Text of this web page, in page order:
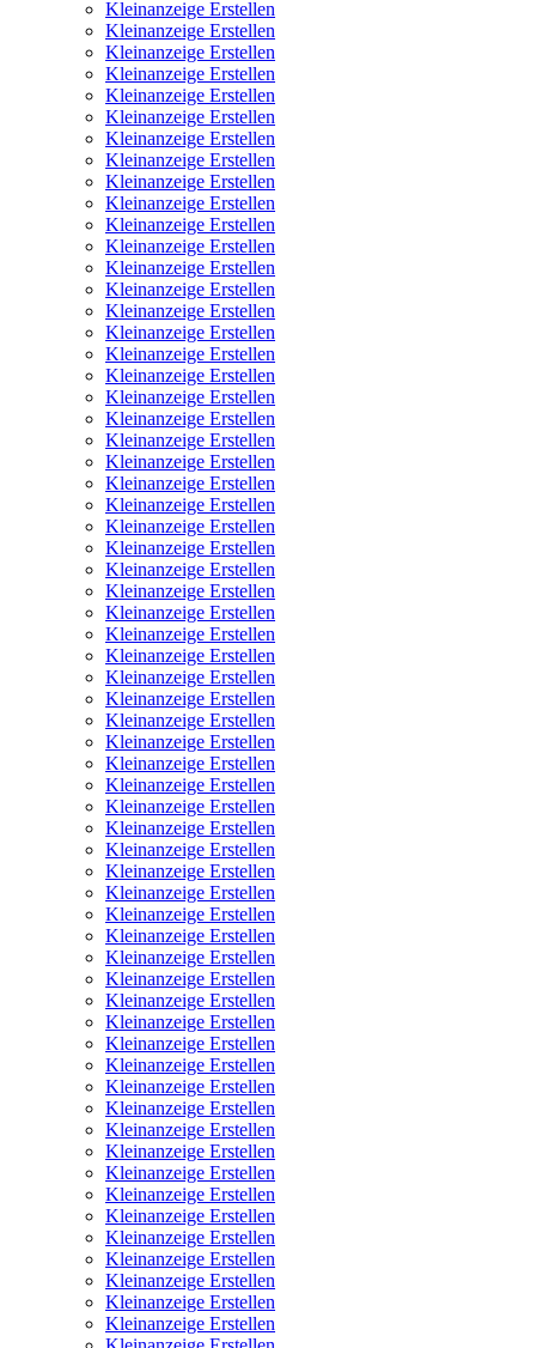
Kleinanzeige Erstellen
Kleinanzeige Erstellen
Kleinanzeige Erstellen
Kleinanzeige Erstellen
Kleinanzeige Erstellen
Kleinanzeige Erstellen
Kleinanzeige Erstellen
Kleinanzeige Erstellen
Kleinanzeige Erstellen
Kleinanzeige Erstellen
Kleinanzeige Erstellen
Kleinanzeige Erstellen
Kleinanzeige Erstellen
Kleinanzeige Erstellen
Kleinanzeige Erstellen
Kleinanzeige Erstellen
Kleinanzeige Erstellen
Kleinanzeige Erstellen
Kleinanzeige Erstellen
Kleinanzeige Erstellen
Kleinanzeige Erstellen
Kleinanzeige Erstellen
Kleinanzeige Erstellen
Kleinanzeige Erstellen
Kleinanzeige Erstellen
Kleinanzeige Erstellen
Kleinanzeige Erstellen
Kleinanzeige Erstellen
Kleinanzeige Erstellen
Kleinanzeige Erstellen
Kleinanzeige Erstellen
Kleinanzeige Erstellen
Kleinanzeige Erstellen
Kleinanzeige Erstellen
Kleinanzeige Erstellen
Kleinanzeige Erstellen
Kleinanzeige Erstellen
Kleinanzeige Erstellen
Kleinanzeige Erstellen
Kleinanzeige Erstellen
Kleinanzeige Erstellen
Kleinanzeige Erstellen
Kleinanzeige Erstellen
Kleinanzeige Erstellen
Kleinanzeige Erstellen
Kleinanzeige Erstellen
Kleinanzeige Erstellen
Kleinanzeige Erstellen
Kleinanzeige Erstellen
Kleinanzeige Erstellen
Kleinanzeige Erstellen
Kleinanzeige Erstellen
Kleinanzeige Erstellen
Kleinanzeige Erstellen
Kleinanzeige Erstellen
Kleinanzeige Erstellen
Kleinanzeige Erstellen
Kleinanzeige Erstellen
Kleinanzeige Erstellen
Kleinanzeige Erstellen
Kleinanzeige Erstellen
Kleinanzeige Erstellen